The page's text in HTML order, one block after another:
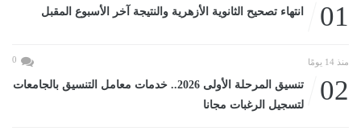
01 انتهاء تصحيح الثانوية الأزهرية والنتيجة آخر الأسبوع المقبل
منذ 14 يومًا 0
02
تنسيق المرحلة الأولى 2026.. خدمات معامل التنسيق بالجامعات
لتسجيل الرغبات مجانا